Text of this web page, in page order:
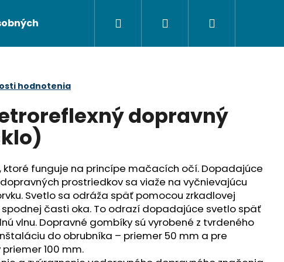
údajov Napíšte nám
Hľadať PrihlásenieNákupný
hodnotenia
dopravný
ktoré funguje na princípe mačacích očí. Dopadajúce
prostriedkov sa viaže na vyčnievajúcu
Svetlo sa odráža späť pomocou zrkadlovej
časti oka. To odrazí dopadajúce svetlo späť
vlnu. Dopravné gombíky sú vyrobené z tvrdeného
do obrubníka – priemer 50 mm a pre
100 mm.
Nasledujúce